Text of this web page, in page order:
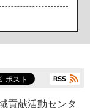
貢献活動センタ